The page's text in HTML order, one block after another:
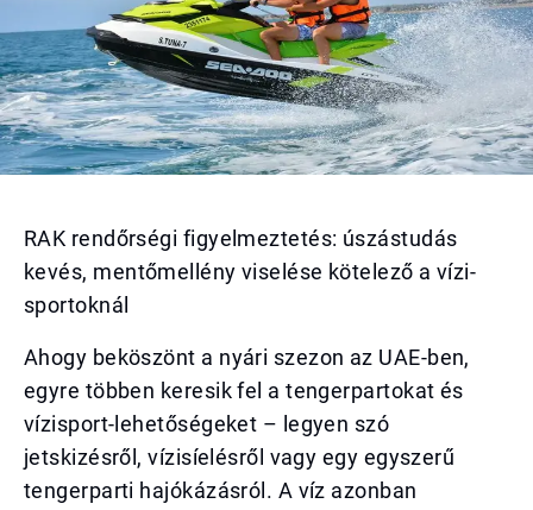
RAK rendőrségi figyelmeztetés: úszástudás
kevés, mentőmellény viselése kötelező a vízi-
sportoknál
Ahogy beköszönt a nyári szezon az UAE-ben,
egyre többen keresik fel a tengerpartokat és
vízisport-lehetőségeket – legyen szó
jetskizésről, vízisíelésről vagy egy egyszerű
tengerparti hajókázásról. A víz azonban